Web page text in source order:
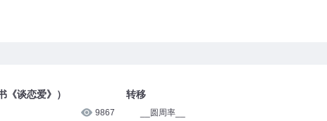
谈恋爱》）
9867
转移
__圆周率__